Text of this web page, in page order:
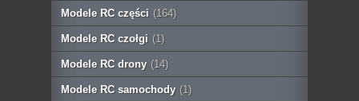
Modele RC części (164)
Modele RC czołgi (1)
Modele RC drony (14)
Modele RC samochody (1)